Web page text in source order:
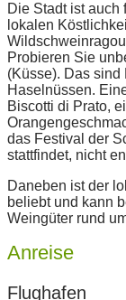
Die Stadt ist auch
lokalen
Probieren Sie
(Küsse). Das
Haselnüssen.
Biscotti di Prato,
das Festival der
stattfindet, nicht
Daneben ist der
beliebt und kann
Weingüter rund
Anreise
Flughafen